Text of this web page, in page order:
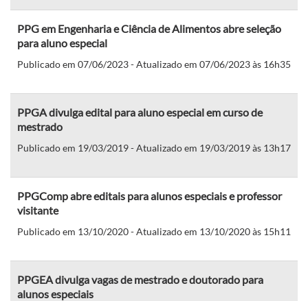
PPG em Engenharia e Ciência de Alimentos abre seleção
para aluno especial
Publicado em 07/06/2023 - Atualizado em 07/06/2023 às 16h35
PPGA divulga edital para aluno especial em curso de
mestrado
Publicado em 19/03/2019 - Atualizado em 19/03/2019 às 13h17
PPGComp abre editais para alunos especiais e professor
visitante
Publicado em 13/10/2020 - Atualizado em 13/10/2020 às 15h11
PPGEA divulga vagas de mestrado e doutorado para
alunos especiais